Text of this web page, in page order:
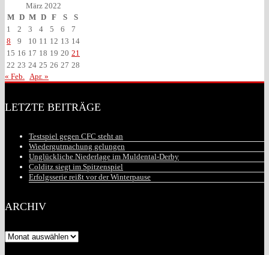
März 2022
M D M D F S
S
1
2 3 4 5 6
7
8
9 10 11 12 13 14
15 16 17 18 19 20 21
22 23 24 25 26 27 28
« Feb.
Apr. »
LETZTE BEITRÄGE
Testspiel gegen CFC steht an
Wiedergutmachung gelungen
Unglückliche Niederlage im Muldental-Derby
Colditz siegt im Spitzenspiel
Erfolgsserie reißt vor der Winterpause
ARCHIV
Archiv